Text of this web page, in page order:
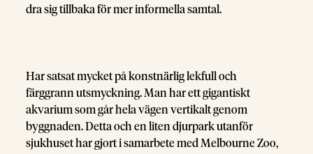
dra sig tillbaka för mer informella samtal.
Har satsat mycket på konstnärlig lekfull och
färggrann utsmyckning. Man har ett gigantiskt
akvarium som går hela vägen vertikalt genom
byggnaden. Detta och en liten djurpark utanför
sjukhuset har gjort i samarbete med Melbourne Zoo,